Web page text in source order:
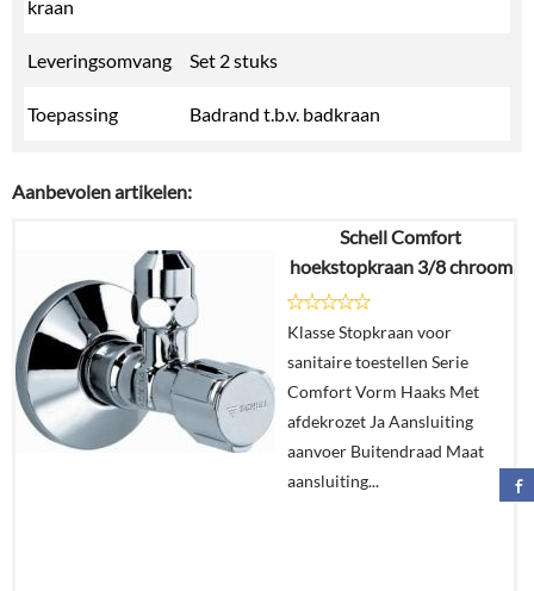
kraan
Leveringsomvang Set 2 stuks
Toepassing Badrand t.b.v. badkraan
Aanbevolen artikelen:
Schell Comfort
hoekstopkraan 3/8 chroom
Klasse Stopkraan voor
sanitaire toestellen Serie
Comfort Vorm Haaks Met
afdekrozet Ja Aansluiting
aanvoer Buitendraad Maat
aansluiting...